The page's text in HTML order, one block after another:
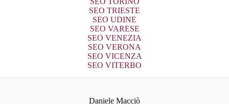
SEO TRIESTE
SEO UDINE
SEO VARESE
SEO VENEZIA
SEO VERONA
SEO VICENZA
SEO VITERBO
Daniele Macciò